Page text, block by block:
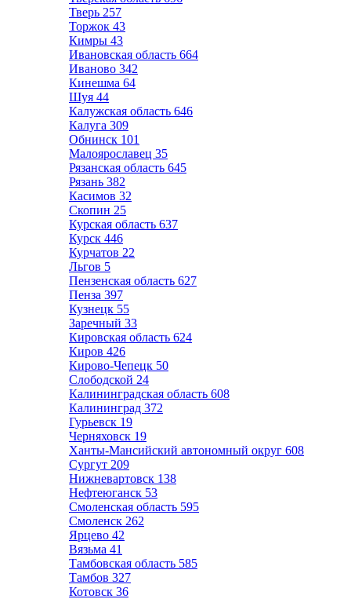
Тверь 257
Торжок 43
Кимры 43
Ивановская область 664
Иваново 342
Кинешма 64
Шуя 44
Калужская область 646
Калуга 309
Обнинск 101
Малоярославец 35
Рязанская область 645
Рязань 382
Касимов 32
Скопин 25
Курская область 637
Курск 446
Курчатов 22
Льгов 5
Пензенская область 627
Пенза 397
Кузнецк 55
Заречный 33
Кировская область 624
Киров 426
Кирово-Чепецк 50
Слободской 24
Калининградская область 608
Калининград 372
Гурьевск 19
Черняховск 19
Ханты-Мансийский автономный округ 608
Сургут 209
Нижневартовск 138
Нефтеюганск 53
Смоленская область 595
Смоленск 262
Ярцево 42
Вязьма 41
Тамбовская область 585
Тамбов 327
Котовск 36